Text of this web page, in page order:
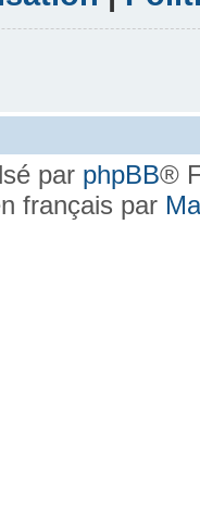
par phpBB®
français par